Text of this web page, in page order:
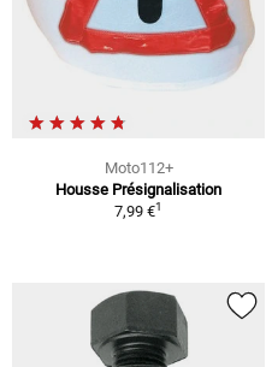
Moto112+
Housse Présignalisation
7,99 €1